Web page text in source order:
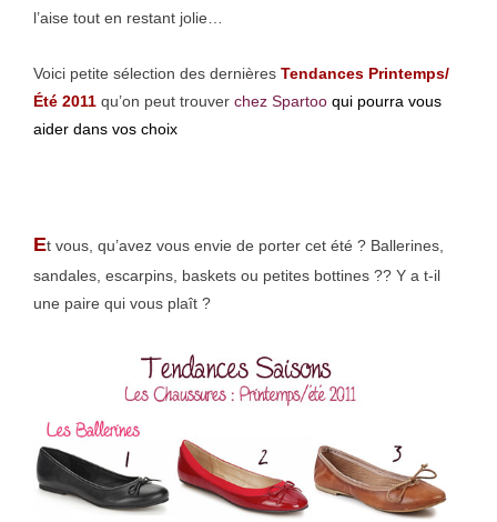
l’aise tout en restant jolie…
Voici petite sélection des dernières Tendances Printemps/
Été 2011 qu’on peut trouver chez Spartoo qui pourra vous
aider dans vos choix
Et vous, qu’avez vous envie de porter cet été ? Ballerines,
sandales, escarpins, baskets ou petites bottines ?? Y a t-il
une paire qui vous plaît ?